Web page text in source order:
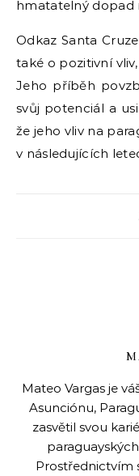
hmatatelný dopad
Odkaz Santa
také o pozitivní
Jeho příběh
svůj potenciál a
že jeho vliv na
v následujících
Mateo Vargas je
Asunciónu,
zasvětil svou
Prostřednictvím